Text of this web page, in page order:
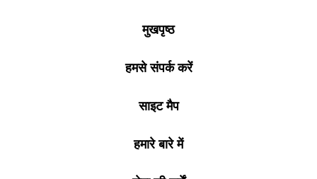
मुखपृष्ठ
हमसे संपर्क करें
साइट मैप
हमारे बारे में